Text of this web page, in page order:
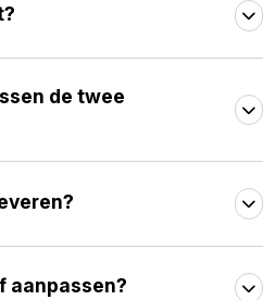
de twee
aanpassen?